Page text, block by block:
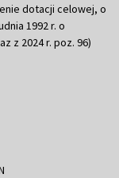
dotacji celowej, o
1992 r. o
z 2024 r. poz. 96)